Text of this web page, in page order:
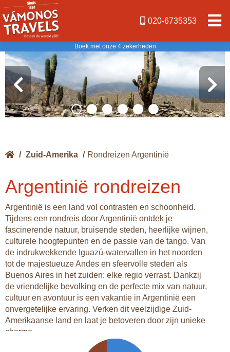
020-6735353
Boek met onze 4 zekerheden
/ Zuid-Amerika / Rondreizen Argentinië
Argentinië rondreizen
Argentinië is een land vol contrasten en schoonheid.
Tijdens een rondreis door Argentinië ontdek je
fascinerende natuur, bruisende steden, heerlijke wijnen,
culturele hoogtepunten en de passie van de tango. Van
de indrukwekkende Iguazú-watervallen in het noorden
tot de majestueuze Andes en sfeervolle steden als
Buenos Aires in het zuiden: elke regio verrast. Dankzij
de vriendelijke bevolking en de perfecte mix van natuur,
cultuur en avontuur is een vakantie in Argentinië een
onvergetelijke ervaring. Verken dit veelzijdige Zuid-
Amerikaanse land en laat je betoveren door zijn unieke
charme.